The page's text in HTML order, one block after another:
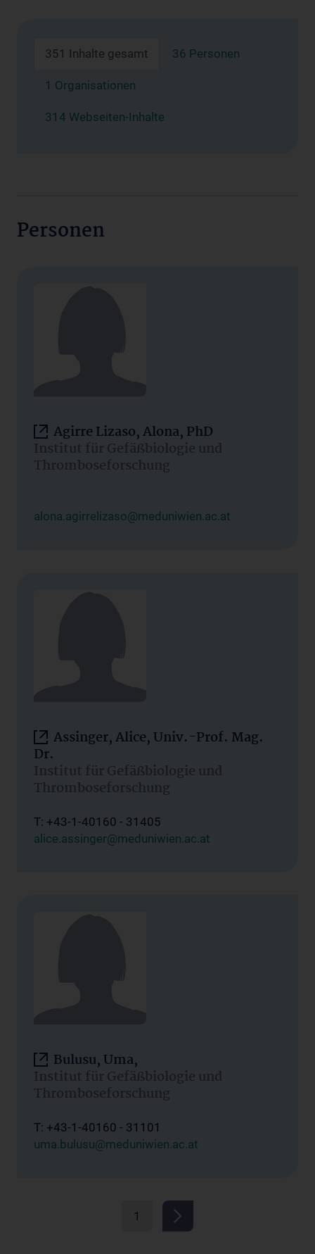
351 Inhalte gesamt 36 Personen
1 Organisationen
314 Webseiten-Inhalte
Personen
Agirre Lizaso, Alona, PhD
Institut für Gefäßbiologie und
Thromboseforschung
alona.agirrelizaso@meduniwien.ac.at
Assinger, Alice, Univ.-Prof. Mag.
Dr.
Institut für Gefäßbiologie und
Thromboseforschung
T: +43-1-40160 - 31405
alice.assinger@meduniwien.ac.at
Bulusu, Uma,
Institut für Gefäßbiologie und
Thromboseforschung
T: +43-1-40160 - 31101
uma.bulusu@meduniwien.ac.at
1